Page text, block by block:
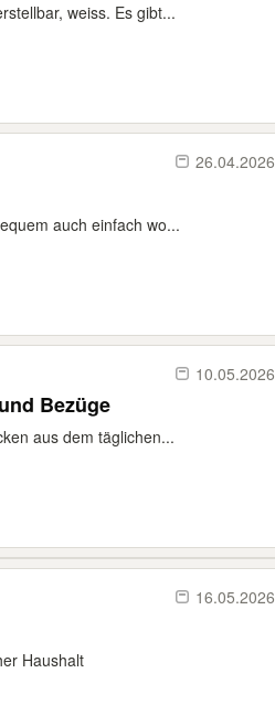
weiss. Es gibt...
26.04.2026
auch einfach wo...
10.05.2026
Bezüge
aus dem täglichen...
16.05.2026
Haushalt